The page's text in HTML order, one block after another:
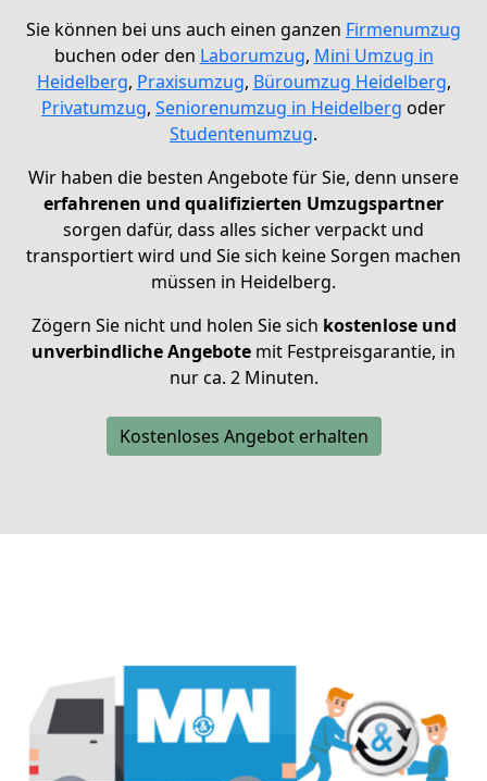
Sie können bei uns auch einen ganzen Firmenumzug
buchen oder den Laborumzug, Mini Umzug in
Heidelberg, Praxisumzug, Büroumzug Heidelberg,
Privatumzug, Seniorenumzug in Heidelberg oder
Studentenumzug.
Wir haben die besten Angebote für Sie, denn unsere
erfahrenen und qualifizierten Umzugspartner
sorgen dafür, dass alles sicher verpackt und
transportiert wird und Sie sich keine Sorgen machen
müssen in Heidelberg.
Zögern Sie nicht und holen Sie sich kostenlose und
unverbindliche Angebote mit Festpreisgarantie, in
nur ca. 2 Minuten.
Kostenloses Angebot erhalten